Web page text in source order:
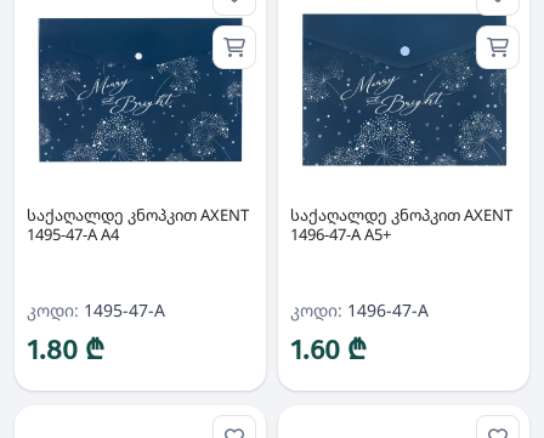
საქაღალდე კნოპკით AXENT
1495-47-A A4
კოდი: 1495-47-A
1.80 ₾
საქაღალდე კნოპკით AXENT
1496-47-A A5+
კოდი: 1496-47-A
1.60 ₾